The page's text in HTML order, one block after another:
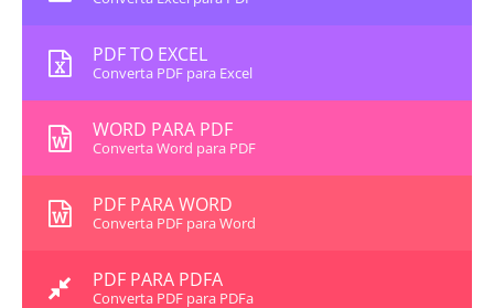
PDF TO EXCEL
Converta PDF para Excel
WORD PARA PDF
Converta Word para PDF
PDF PARA WORD
Converta PDF para Word
PDF PARA PDFA
Converta PDF para PDFa